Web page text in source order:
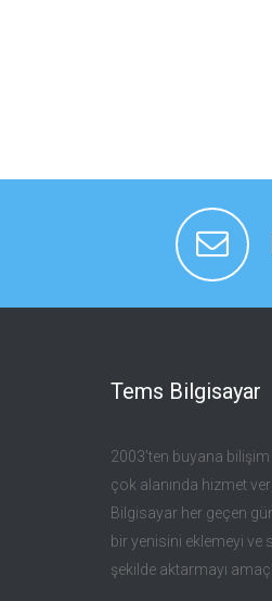
Tems Bilgisayar
2003’ten buyana
çok alanında hizmet
Bilgisayar her geçen
bir yenisini eklemeyi ve
şekilde aktarmayı